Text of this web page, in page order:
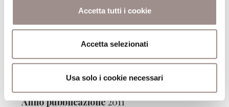
Accetta tutti i cookie
Accetta selezionati
Usa solo i cookie necessari
Invidia. La passione triste
AutoreElena Pulcini
il Mulino
Anno pubblicazione2011